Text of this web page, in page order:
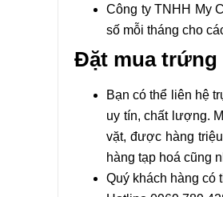
Công ty TNHH My
số mỗi tháng cho
Đặt mua trứng
Bạn có thể liên hệ
uy tín, chất lượng.
vặt, được hàng
hàng tạp hoá cũng
Quý khách hàng có